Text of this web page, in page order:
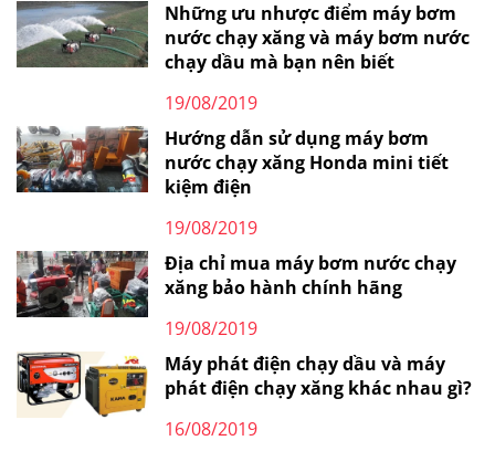
Những ưu nhược điểm máy bơm
nước chạy xăng và máy bơm nước
chạy dầu mà bạn nên biết
19/08/2019
Hướng dẫn sử dụng máy bơm
nước chạy xăng Honda mini tiết
kiệm điện
19/08/2019
Địa chỉ mua máy bơm nước chạy
xăng bảo hành chính hãng
19/08/2019
Máy phát điện chạy dầu và máy
phát điện chạy xăng khác nhau gì?
16/08/2019